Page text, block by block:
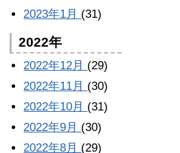
2023年1月 (31)
2022年
2022年12月 (29)
2022年11月 (30)
2022年10月 (31)
2022年9月 (30)
2022年8月 (29)